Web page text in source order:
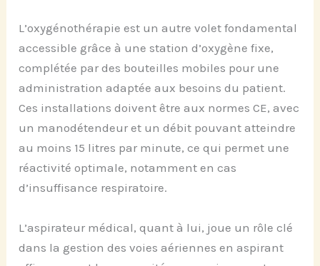
L’oxygénothérapie est un autre volet fondamental
accessible grâce à une station d’oxygène fixe,
complétée par des bouteilles mobiles pour une
administration adaptée aux besoins du patient.
Ces installations doivent être aux normes CE, avec
un manodétendeur et un débit pouvant atteindre
au moins 15 litres par minute, ce qui permet une
réactivité optimale, notamment en cas
d’insuffisance respiratoire.
L’aspirateur médical, quant à lui, joue un rôle clé
dans la gestion des voies aériennes en aspirant